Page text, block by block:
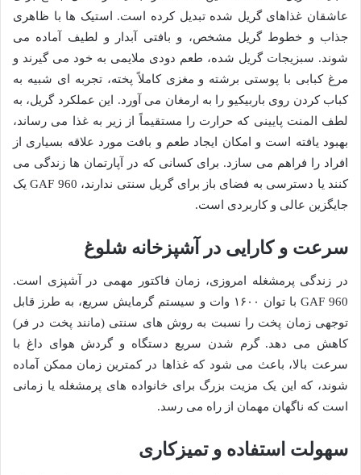
عاشقان غذاهای گریل شده تبدیل کرده است. استیک ها با ظاهری
جذاب و خطوط گریل مشخص، و بافتی آبدار و لطیف آماده می
شوند. سبزیجات گریل شده، طعم دودی ملایمی به خود می گیرند و
مرغ کبابی با پوستی برشته و مغزی کاملاً پخته، تجربه ای شبیه به
کباب کردن روی باربیکیو را به ارمغان می آورد. این عملکرد گریل، به
لطف المنت پایینی که حرارت را مستقیماً از زیر به غذا می رساند،
بهبود یافته است و امکان ایجاد طعم و بافت مورد علاقه بسیاری از
افراد را فراهم می سازد. برای کسانی که در آپارتمان ها زندگی می
کنند یا دسترسی به فضای باز برای گریل سنتی ندارند، GAF 960 یک
جایگزین عالی و کاربردی است.
سرعت و کارایی در آشپزخانه شلوغ
در زندگی پرمشغله امروزی، زمان فاکتور مهمی در آشپزی است.
GAF 960 با توان ۱۶۰۰ وات و سیستم گرمایش سریع، به طرز قابل
توجهی زمان پخت را نسبت به روش های سنتی (مانند پخت در فر)
کاهش می دهد. گرم شدن سریع دستگاه و گردش هوای داغ با
سرعت بالا، باعث می شود که غذاها در کمترین زمان ممکن آماده
شوند، که این یک مزیت بزرگ برای خانواده های پرمشغله یا زمانی
است که ناگهان مهمان از راه می رسد.
سهولت استفاده و تمیزکاری